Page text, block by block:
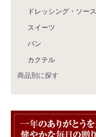
ドレッシング・ソース
スイーツ
パン
カクテル
商品別に探す